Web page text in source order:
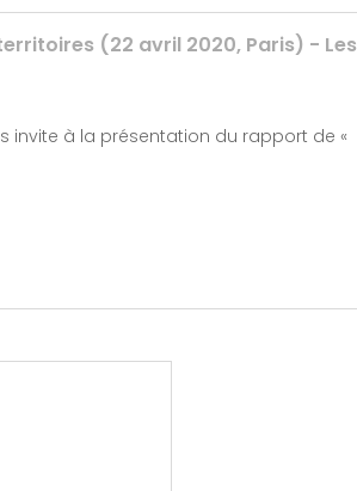
(22 avril 2020, Paris) - Les
invite à la présentation du rapport de «